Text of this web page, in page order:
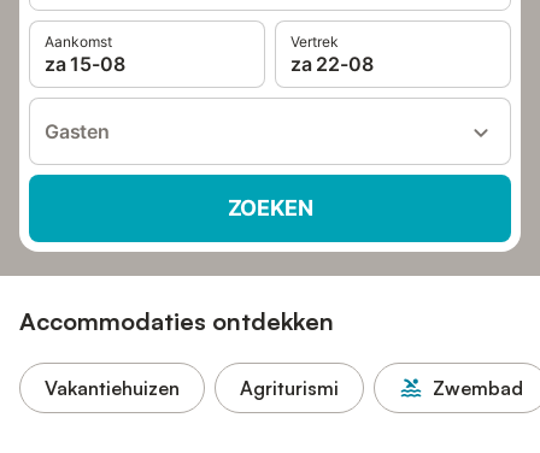
Aankomst
za 15-08
Vertrek
za 22-08
Gasten
ZOEKEN
Accommodaties ontdekken
Vakantiehuizen Agriturismi Zwembad